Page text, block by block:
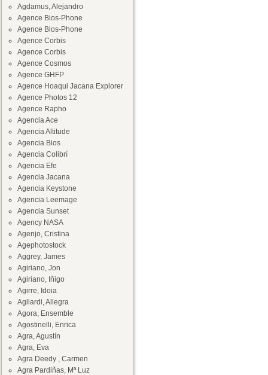
Agdamus, Alejandro
Agence Bios-Phone
Agence Bios-Phone
Agence Corbis
Agence Corbis
Agence Cosmos
Agence GHFP
Agence Hoaqui Jacana Explorer
Agence Photos 12
Agence Rapho
Agencia Ace
Agencia Altitude
Agencia Bios
Agencia Colibrí
Agencia Efe
Agencia Jacana
Agencia Keystone
Agencia Leemage
Agencia Sunset
Agency NASA
Agenjo, Cristina
Agephotostock
Aggrey, James
Agiriano, Jon
Agiriano, Iñigo
Agirre, Idoia
Agliardi, Allegra
Agora, Ensemble
Agostinelli, Enrica
Agra, Agustín
Agra, Eva
Agra Deedy , Carmen
Agra Pardiñas, Mª Luz